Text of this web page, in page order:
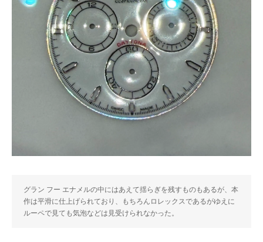
グラン フー エナメルの中にはあえて揺らぎを残すものもあるが、本
作は平滑に仕上げられており、もちろんロレックスであるがゆえに
ルーペで見ても気泡などは見受けられなかった。